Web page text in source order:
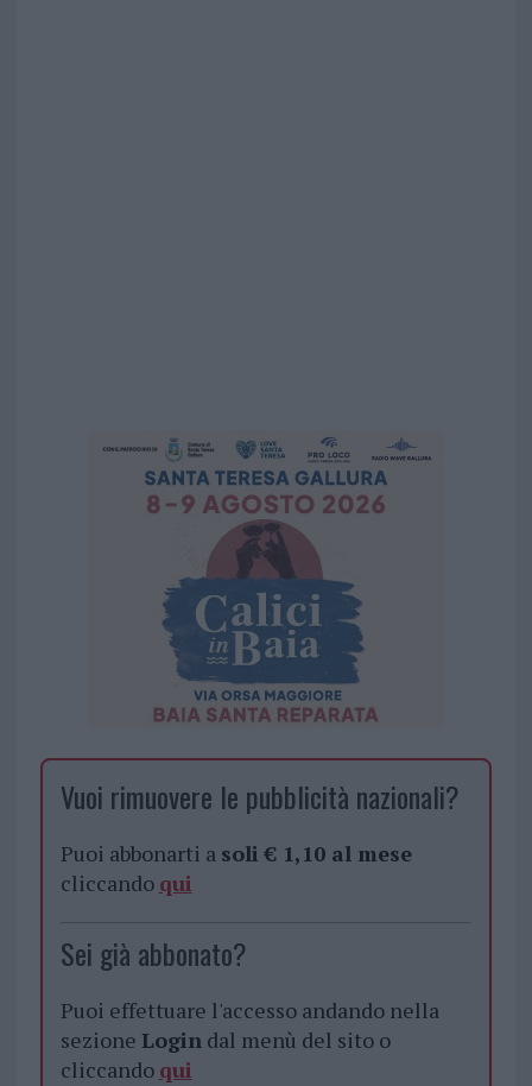
Vuoi rimuovere le pubblicità nazionali?
Puoi abbonarti a soli € 1,10 al mese
cliccando qui
Sei già abbonato?
Puoi effettuare l'accesso andando nella
sezione Logindal menù del sito o
cliccando qui